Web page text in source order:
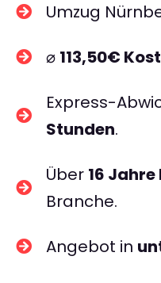
Umzug
⌀ 113,50€
Express-
Stunden.
Über 16
Branche.
Angebot in